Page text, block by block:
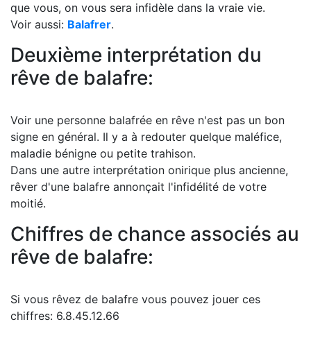
que vous, on vous sera infidèle dans la vraie vie.
Voir aussi: Balafrer.
Deuxième interprétation du
rêve de balafre:
Voir une personne balafrée en rêve n'est pas un bon
signe en général. Il y a à redouter quelque maléfice,
maladie bénigne ou petite trahison.
Dans une autre interprétation onirique plus ancienne,
rêver d'une balafre annonçait l'infidélité de votre
moitié.
Chiffres de chance associés au
rêve de balafre:
Si vous rêvez de balafre vous pouvez jouer ces
chiffres: 6.8.45.12.66